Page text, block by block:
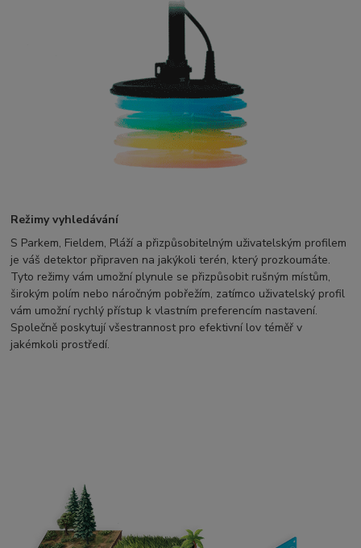
Režimy vyhledávání
S Parkem, Fieldem, Pláží a přizpůsobitelným uživatelským profilem
je váš detektor připraven na jakýkoli terén, který prozkoumáte.
Tyto režimy vám umožní plynule se přizpůsobit rušným místům,
širokým polím nebo náročným pobřežím, zatímco uživatelský profil
vám umožní rychlý přístup k vlastním preferencím nastavení.
Společně poskytují všestrannost pro efektivní lov téměř v
jakémkoli prostředí.